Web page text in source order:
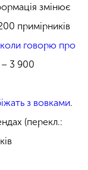
змінює
примірників
говорю про
3 900
з вовками.
(перекл.: